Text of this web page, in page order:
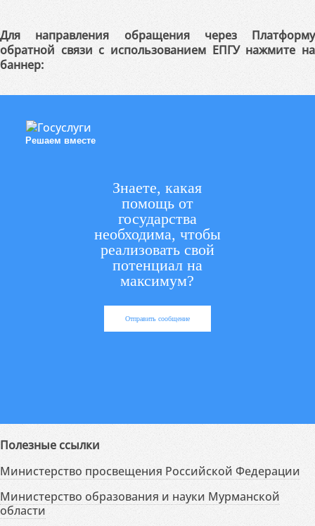
Для направления обращения через Платформу
обратной связи с использованием ЕПГУ нажмите на
баннер:
Решаем вместе
Знаете, какая
помощь от
государства
необходима, чтобы
реализовать свой
потенциал на
максимум?
Отправить сообщение
Полезные ссылки
Министерство просвещения Российской Федерации
Министерство образования и науки Мурманской
области